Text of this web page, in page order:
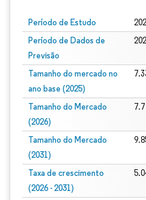
Período de Estudo
Período de Dados de
Previsão
Tamanho do mercado no
ano base (2025)
Tamanho do Mercado
(2026)
Tamanho do Mercado
(2031)
Taxa de crescimento
(2026 - 2031)